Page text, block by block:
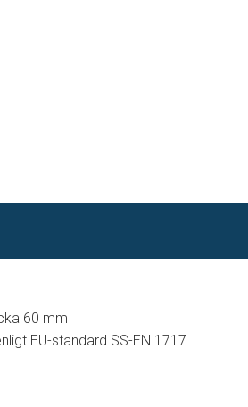
60 mm
EU-standard SS-EN 1717